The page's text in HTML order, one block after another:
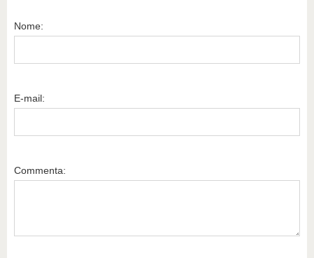
Nome:
E-mail:
Commenta: